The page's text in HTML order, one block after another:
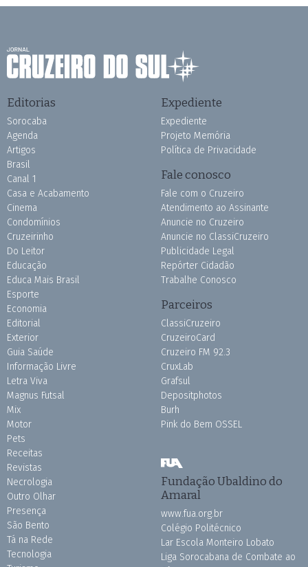
Editorias
Sorocaba
Agenda
Artigos
Brasil
Canal 1
Casa e Acabamento
Cinema
Condomínios
Cruzeirinho
Do Leitor
Educação
Educa Mais Brasil
Esporte
Economia
Editorial
Exterior
Guia Saúde
Informação Livre
Letra Viva
Magnus Futsal
Mix
Motor
Pets
Receitas
Revistas
Necrologia
Outro Olhar
Presença
São Bento
Tá na Rede
Tecnologia
Expediente
Expediente
Projeto Memória
Política de Privacidade
Fale conosco
Fale com o Cruzeiro
Atendimento ao Assinante
Anuncie no Cruzeiro
Anuncie no ClassiCruzeiro
Publicidade Legal
Repórter Cidadão
Trabalhe Conosco
Parceiros
ClassiCruzeiro
CruzeiroCard
Cruzeiro FM 92.3
CruxLab
Grafsul
Depositphotos
Burh
Pink do Bem OSSEL
Fundação Ubaldino do
Amaral
www.fua.org.br
Colégio Politécnico
Lar Escola Monteiro Lobato
Liga Sorocabana de Combate ao